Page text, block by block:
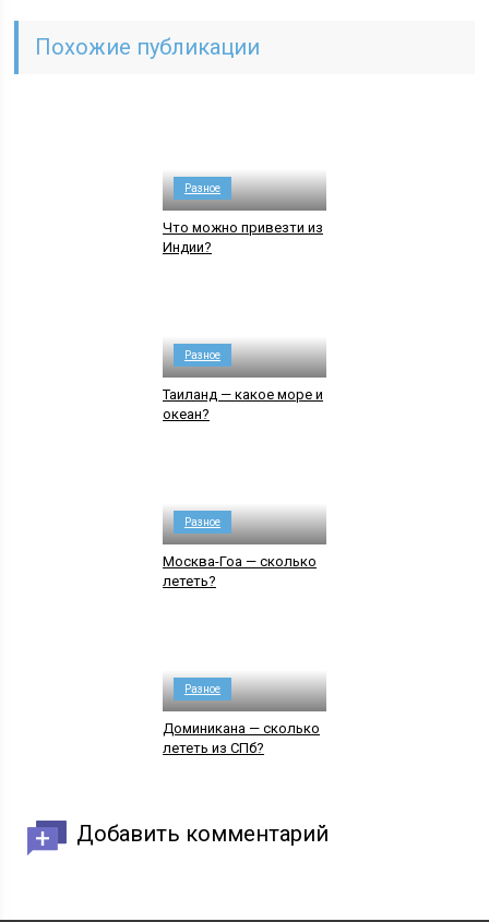
Похожие публикации
Разное
Что можно привезти из
Индии?
Разное
Таиланд — какое море и
океан?
Разное
Москва-Гоа — сколько
лететь?
Разное
Доминикана — сколько
лететь из СПб?
Добавить комментарий